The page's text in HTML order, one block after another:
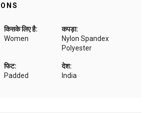
किसके लिए है:
Women
कपड़ा:
Nylon Spandex
Polyester
फिट:
Padded
देश:
India